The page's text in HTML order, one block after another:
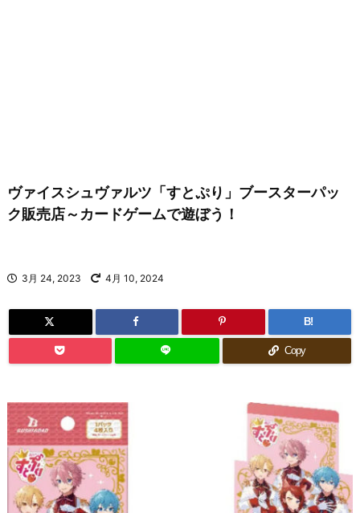
ヴァイスシュヴァルツ「すとぷり」ブースターパッ
ク販売店～カードゲームで遊ぼう！
3月 24, 2023 4月 10, 2024
B!
Copy